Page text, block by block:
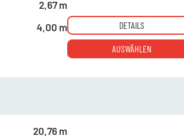
2,67 m
4,00 m DETAILS
AUSWÄHLEN
20,76 m
ab 5 Tagen